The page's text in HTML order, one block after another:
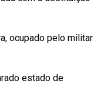
ocupado pelo militar
estado de